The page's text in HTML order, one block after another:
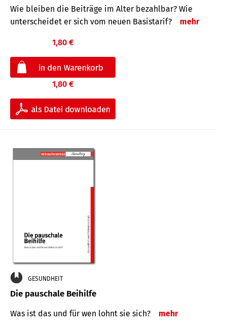
Wie bleiben die Beiträge im Alter bezahlbar? Wie
unterscheidet er sich vom neuen Basistarif?
mehr
1,80 €
1,80 €
GESUNDHEIT
Die pauschale Beihilfe
Was ist das und für wen lohnt sie sich? mehr